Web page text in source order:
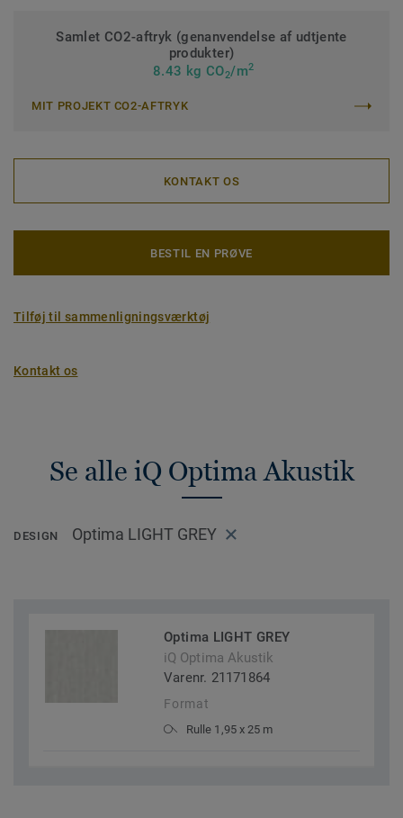
Samlet CO2-aftryk (genanvendelse af udtjente
produkter)
8.43 kg CO2/m2
MIT PROJEKT CO2-AFTRYK
KONTAKT OS
BESTIL EN PRØVE
Tilføj til sammenligningsværktøj
Kontakt os
Se alle iQ Optima Akustik
DESIGN Optima LIGHT GREY
Optima LIGHT GREY
iQ Optima Akustik
Varenr. 21171864
Format
Rulle 1,95 x 25 m